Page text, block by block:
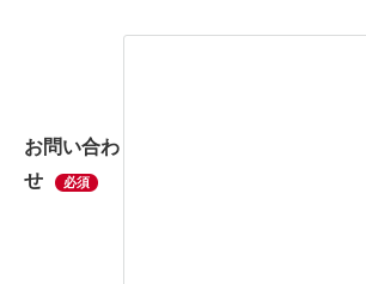
お問い合わ
せ
必須